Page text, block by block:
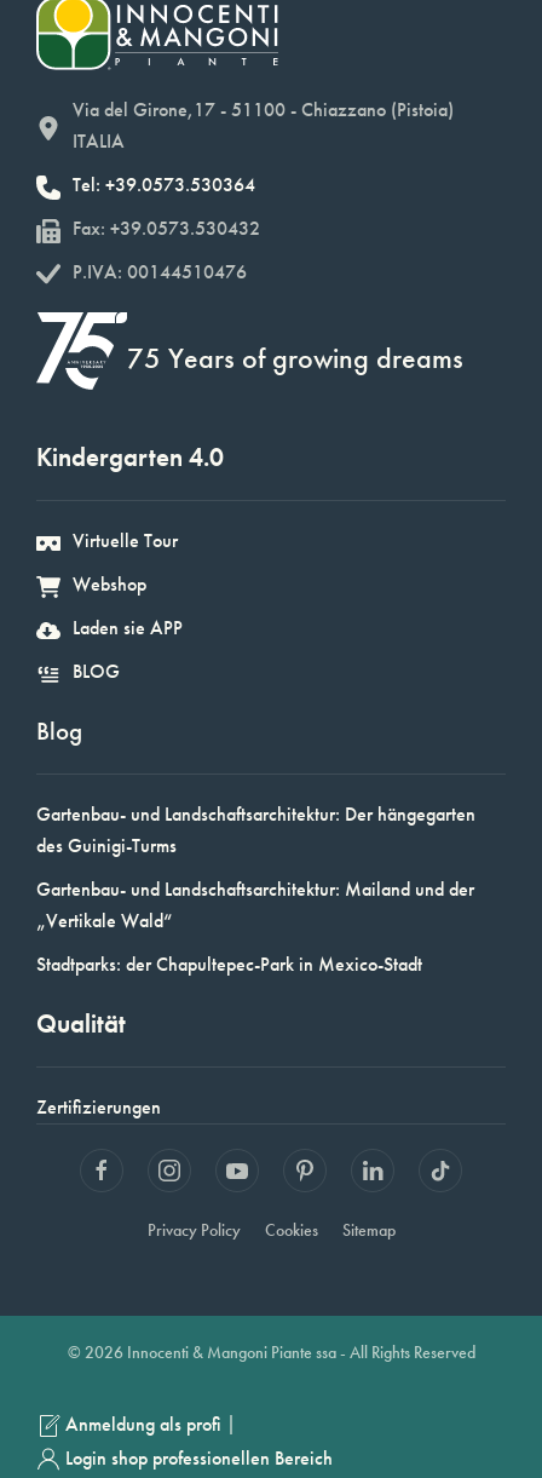
Via del Girone,17 - 51100 - Chiazzano (Pistoia)
ITALIA
Tel: +39.0573.530364
Fax: +39.0573.530432
P.IVA: 00144510476
75 Years of growing dreams
Kindergarten 4.0
Virtuelle Tour
Webshop
Laden sie APP
BLOG
Blog
Gartenbau- und Landschaftsarchitektur: Der hängegarten
des Guinigi-Turms
Gartenbau- und Landschaftsarchitektur: Mailand und der
„Vertikale Wald“
Stadtparks: der Chapultepec-Park in Mexico-Stadt
Qualität
Zertifizierungen
Privacy Policy Cookies Sitemap
© 2026 Innocenti & Mangoni Piante ssa - All Rights Reserved
Anmeldung als profi |
Login shop professionellen Bereich